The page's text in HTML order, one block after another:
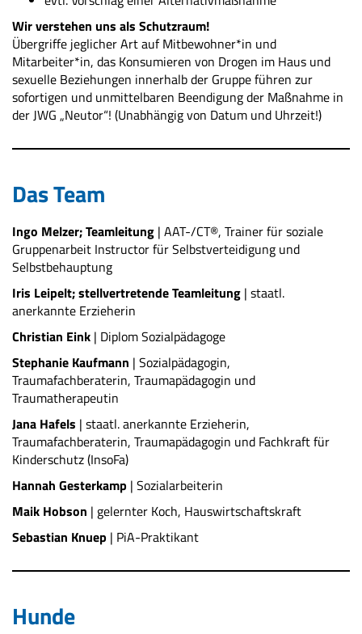
Wir verstehen uns als Schutzraum!
Übergriffe jeglicher Art auf Mitbewohner*in und
Mitarbeiter*in, das Konsumieren von Drogen im Haus und
sexuelle Beziehungen innerhalb der Gruppe führen zur
sofortigen und unmittelbaren Beendigung der Maßnahme in
der JWG „Neutor“! (Unabhängig von Datum und Uhrzeit!)
Das Team
Ingo Melzer; Teamleitung | AAT-/CT®, Trainer für soziale
Gruppenarbeit Instructor für Selbstverteidigung und
Selbstbehauptung
Iris Leipelt; stellvertretende Teamleitung | staatl.
anerkannte Erzieherin
Christian Eink | Diplom Sozialpädagoge
Stephanie Kaufmann | Sozialpädagogin,
Traumafachberaterin, Traumapädagogin und
Traumatherapeutin
Jana Hafels | staatl. anerkannte Erzieherin,
Traumafachberaterin, Traumapädagogin und Fachkraft für
Kinderschutz (InsoFa)
Hannah Gesterkamp | Sozialarbeiterin
Maik Hobson | gelernter Koch, Hauswirtschaftskraft
Sebastian Knuep | PiA-Praktikant
Hunde